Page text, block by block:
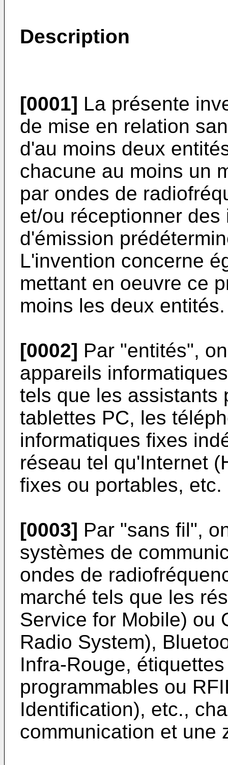
Description
[0001] La présente
de mise en relation
d'au moins deux
chacune au moins un
par ondes de
et/ou réceptionner
d'émission
L'invention concerne
mettant en oeuvre ce
moins les deux entités.
[0002] Par "entités",
appareils
tels que les assistants
tablettes PC, les
informatiques fixes
réseau tel qu'Internet
fixes ou portables, etc.
[0003] Par "sans fil",
systèmes de
ondes de
marché tels que les
Service for Mobile) ou
Radio System),
Infra-Rouge,
programmables ou
Identification), etc.,
communication et une